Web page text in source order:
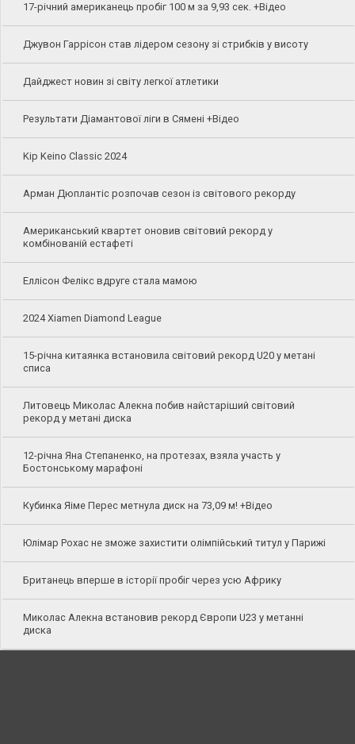
17-річний американець пробіг 100 м за 9,93 сек. +Відео
Джувон Гаррісон став лідером сезону зі стрибків у висоту
Дайджест новин зі світу легкої атлетики
Результати Діамантової ліги в Сямені +Відео
Kip Keino Classic 2024
Арман Дюплантіс розпочав сезон із світового рекорду
Американський квартет оновив світовий рекорд у
комбінованій естафеті
Еллісон Фелікс вдруге стала мамою
2024 Xiamen Diamond League
15-річна китаянка встановила світовий рекорд U20 у метані
списа
Литовець Миколас Алекна побив найстаріший світовий
рекорд у метані диска
12-річна Яна Степаненко, на протезах, взяла участь у
Бостонському марафоні
Кубинка Яіме Перес метнула диск на 73,09 м! +Відео
Юлімар Рохас не зможе захистити олімпійський титул у Парижі
Британець вперше в історії пробіг через усю Африку
Миколас Алекна встановив рекорд Європи U23 у метанні
диска